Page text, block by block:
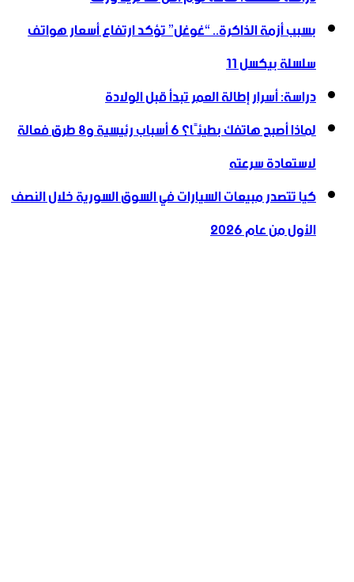
بسبب أزمة الذاكرة.. “غوغل” تؤكد ارتفاع أسعار هواتف
سلسلة بيكسل 11
دراسة: أسرار إطالة العمر تبدأ قبل الولادة
لماذا أصبح هاتفك بطيئًا؟ 6 أسباب رئيسية و8 طرق فعالة
لاستعادة سرعته
كيا تتصدر مبيعات السيارات في السوق السورية خلال النصف
الأول من عام 2026